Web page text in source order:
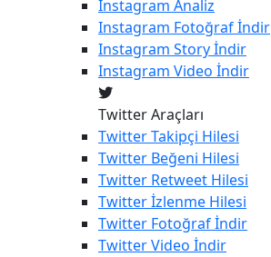
Instagram Analiz
Instagram Fotoğraf İndir
Instagram Story İndir
Instagram Video İndir
Twitter Araçları
TwitterTakipçi Hilesi
Twitter Beğeni Hilesi
Twitter Retweet Hilesi
Twitterİzlenme Hilesi
Twitter Fotoğraf İndir
TwitterVideo İndir